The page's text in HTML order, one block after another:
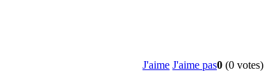
J'aime J'aime pas0 (0 votes)